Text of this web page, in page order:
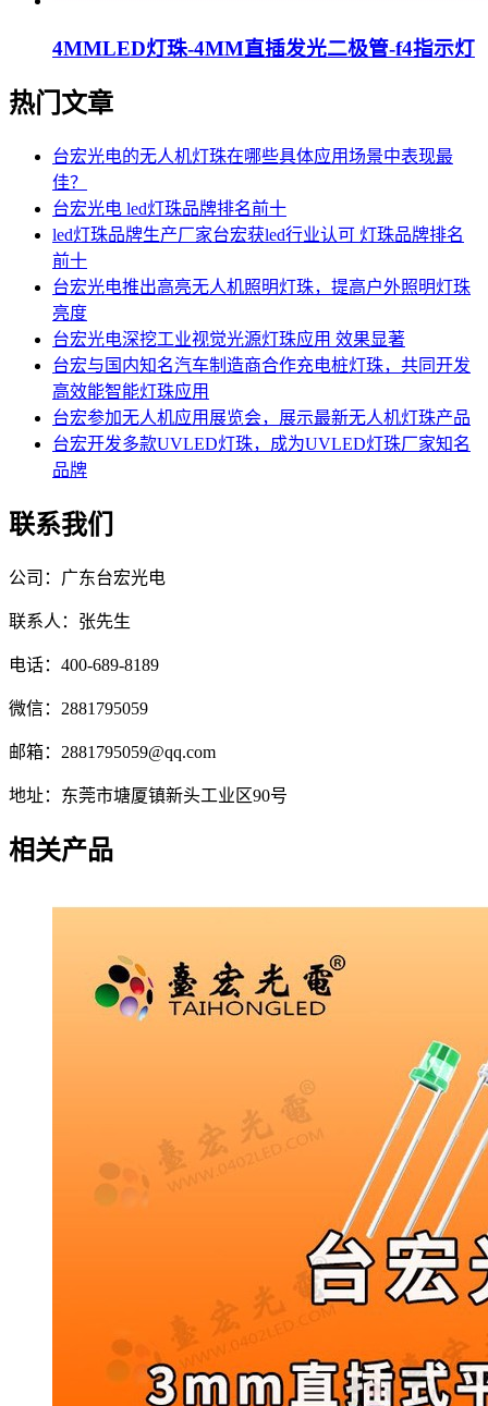
4MMLED灯珠-4MM直插发光二极管-f4指示灯
热门文章
台宏光电的无人机灯珠在哪些具体应用场景中表现最
佳？
台宏光电 led灯珠品牌排名前十
led灯珠品牌生产厂家台宏获led行业认可 灯珠品牌排名
前十
台宏光电推出高亮无人机照明灯珠，提高户外照明灯珠
亮度
台宏光电深挖工业视觉光源灯珠应用 效果显著
台宏与国内知名汽车制造商合作充电桩灯珠，共同开发
高效能智能灯珠应用
台宏参加无人机应用展览会，展示最新无人机灯珠产品
台宏开发多款UVLED灯珠，成为UVLED灯珠厂家知名
品牌
联系我们
公司：广东台宏光电
联系人：张先生
电话：400-689-8189
微信：2881795059
邮箱：2881795059@qq.com
地址：东莞市塘厦镇新头工业区90号
相关产品